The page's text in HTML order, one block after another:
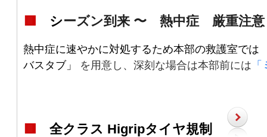
🟥 シーズン到来 〜 熱中症 厳重注意
熱中症に速やかに対処するため本部の救護室では
バスタブ」
を用意し、深刻な場合は本部前には
🟥 全クラス Higripタイヤ規制